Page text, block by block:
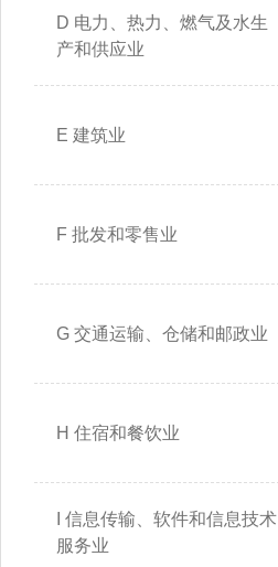
D 电力、热力、燃气及水生
产和供应业
E 建筑业
F 批发和零售业
G 交通运输、仓储和邮政业
H 住宿和餐饮业
I 信息传输、软件和信息技术
服务业